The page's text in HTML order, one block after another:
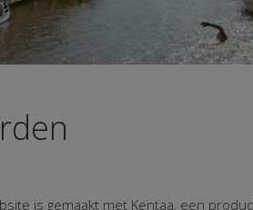
is gemaakt met Kentaa, een